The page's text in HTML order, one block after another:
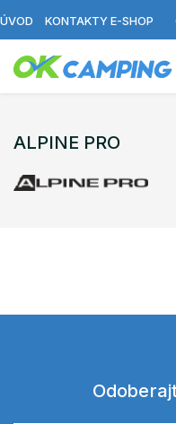
ÚVOD KONTAKTY E-SHOP
ALPINE PRO